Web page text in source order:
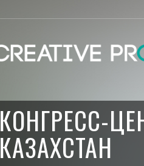
КОНГРЕСС-
КАЗАХСТАН